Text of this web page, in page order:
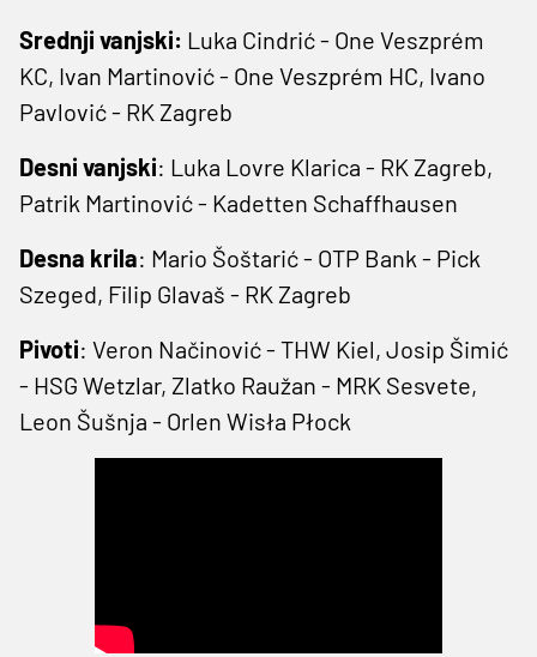
Srednji vanjski: Luka Cindrić - One Veszprém
KC, Ivan Martinović - One Veszprém HC, Ivano
Pavlović - RK Zagreb
Desni vanjski: Luka Lovre Klarica - RK Zagreb,
Patrik Martinović - Kadetten Schaffhausen
Desna krila: Mario Šoštarić - OTP Bank - Pick
Szeged, Filip Glavaš - RK Zagreb
Pivoti: Veron Načinović - THW Kiel, Josip Šimić
- HSG Wetzlar, Zlatko Raužan - MRK Sesvete,
Leon Šušnja - Orlen Wisła Płock